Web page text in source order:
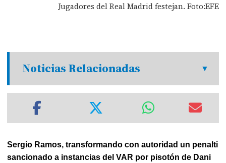
Jugadores del Real Madrid festejan. Foto:EFE
Noticias Relacionadas
Sergio Ramos, transformando con autoridad un penalti
sancionado a instancias del VAR por pisotón de Dani